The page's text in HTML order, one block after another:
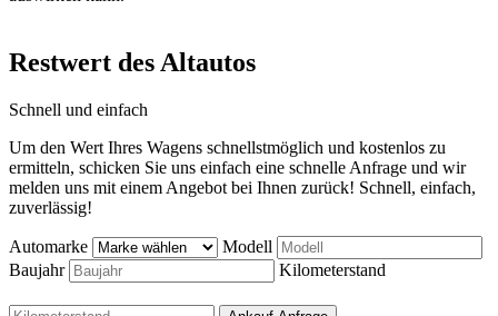
Restwert des Altautos
Schnell und einfach
Um den Wert Ihres Wagens schnellstmöglich und kostenlos zu
ermitteln, schicken Sie uns einfach eine schnelle Anfrage und wir
melden uns mit einem Angebot bei Ihnen zurück! Schnell, einfach,
zuverlässig!
Automarke
Modell
Baujahr
Kilometerstand